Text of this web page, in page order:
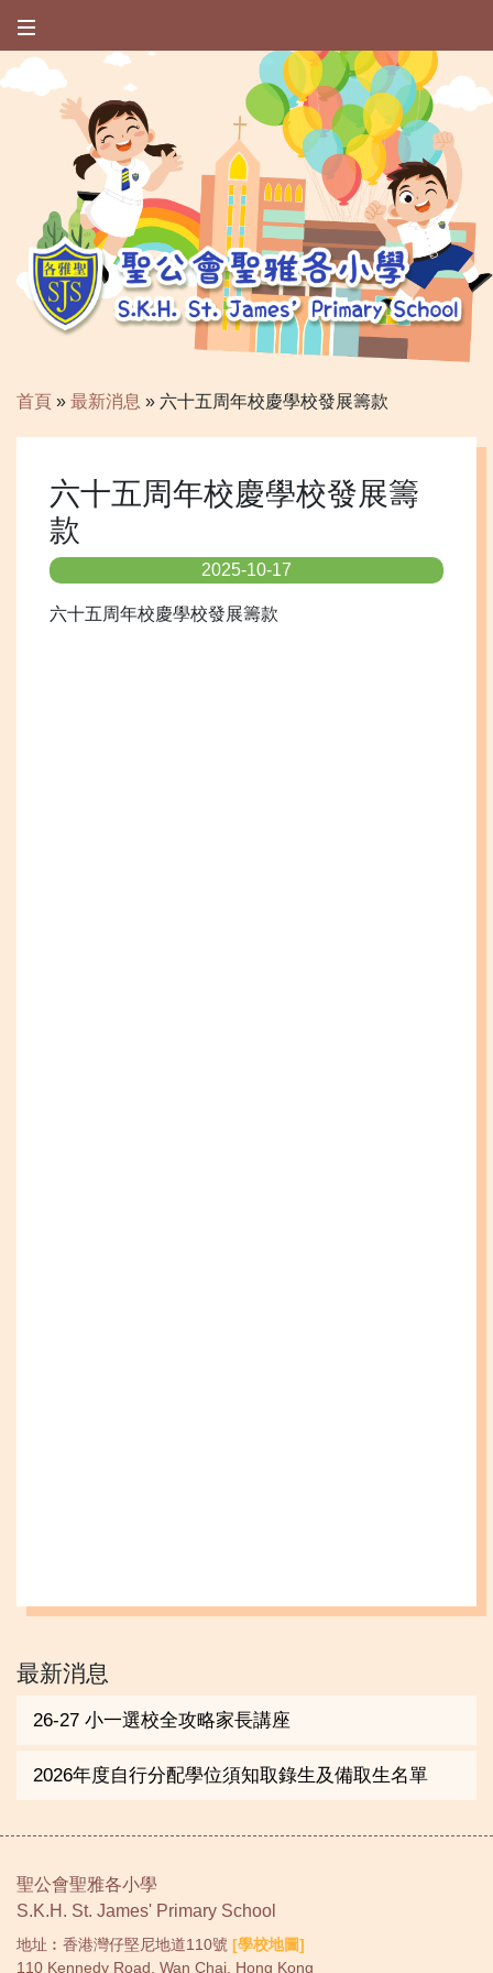
首頁 » 最新消息 » 六十五周年校慶學校發展籌款
六十五周年校慶學校發展籌
款
2025-10-17
六十五周年校慶學校發展籌款
最新消息
26-27 小一選校全攻略家長講座
2026年度自行分配學位須知取錄生及備取生名單
聖公會聖雅各小學
S.K.H. St. James' Primary School
地址︰香港灣仔堅尼地道110號 [學校地圖]
110 Kennedy Road, Wan Chai, Hong Kong